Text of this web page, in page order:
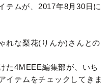
テムが、2017年8月30日に
れな梨花(りんか)さんとの
4MEEE編集部が、いち
イテムをチェックしてきま